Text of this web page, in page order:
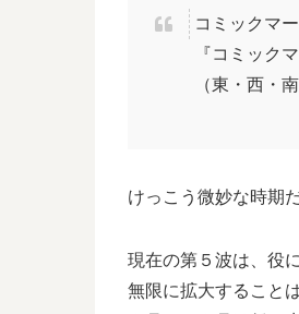
コミックマ
『コミック
（東・西・
けっこう微妙な時期
現在の第５波は、役
無限に拡大すること